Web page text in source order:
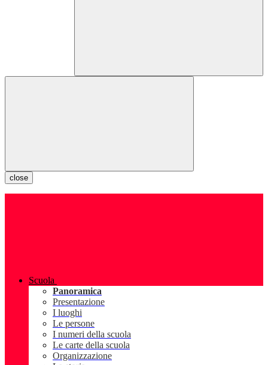
close
Scuola
Panoramica
Presentazione
I luoghi
Le persone
I numeri della scuola
Le carte della scuola
Organizzazione